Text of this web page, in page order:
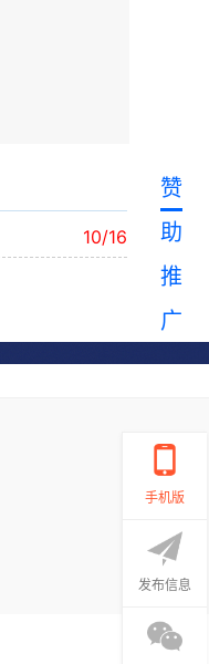
10/16
赞
助
推
广
手机版
发布信息